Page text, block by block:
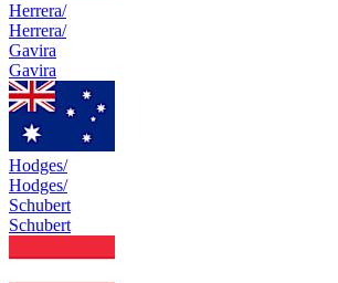
Herrera/
Herrera/
Gavira
Gavira
Hodges/
Hodges/
Schubert
Schubert